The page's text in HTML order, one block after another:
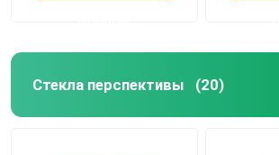
Стекла перспективы (20)